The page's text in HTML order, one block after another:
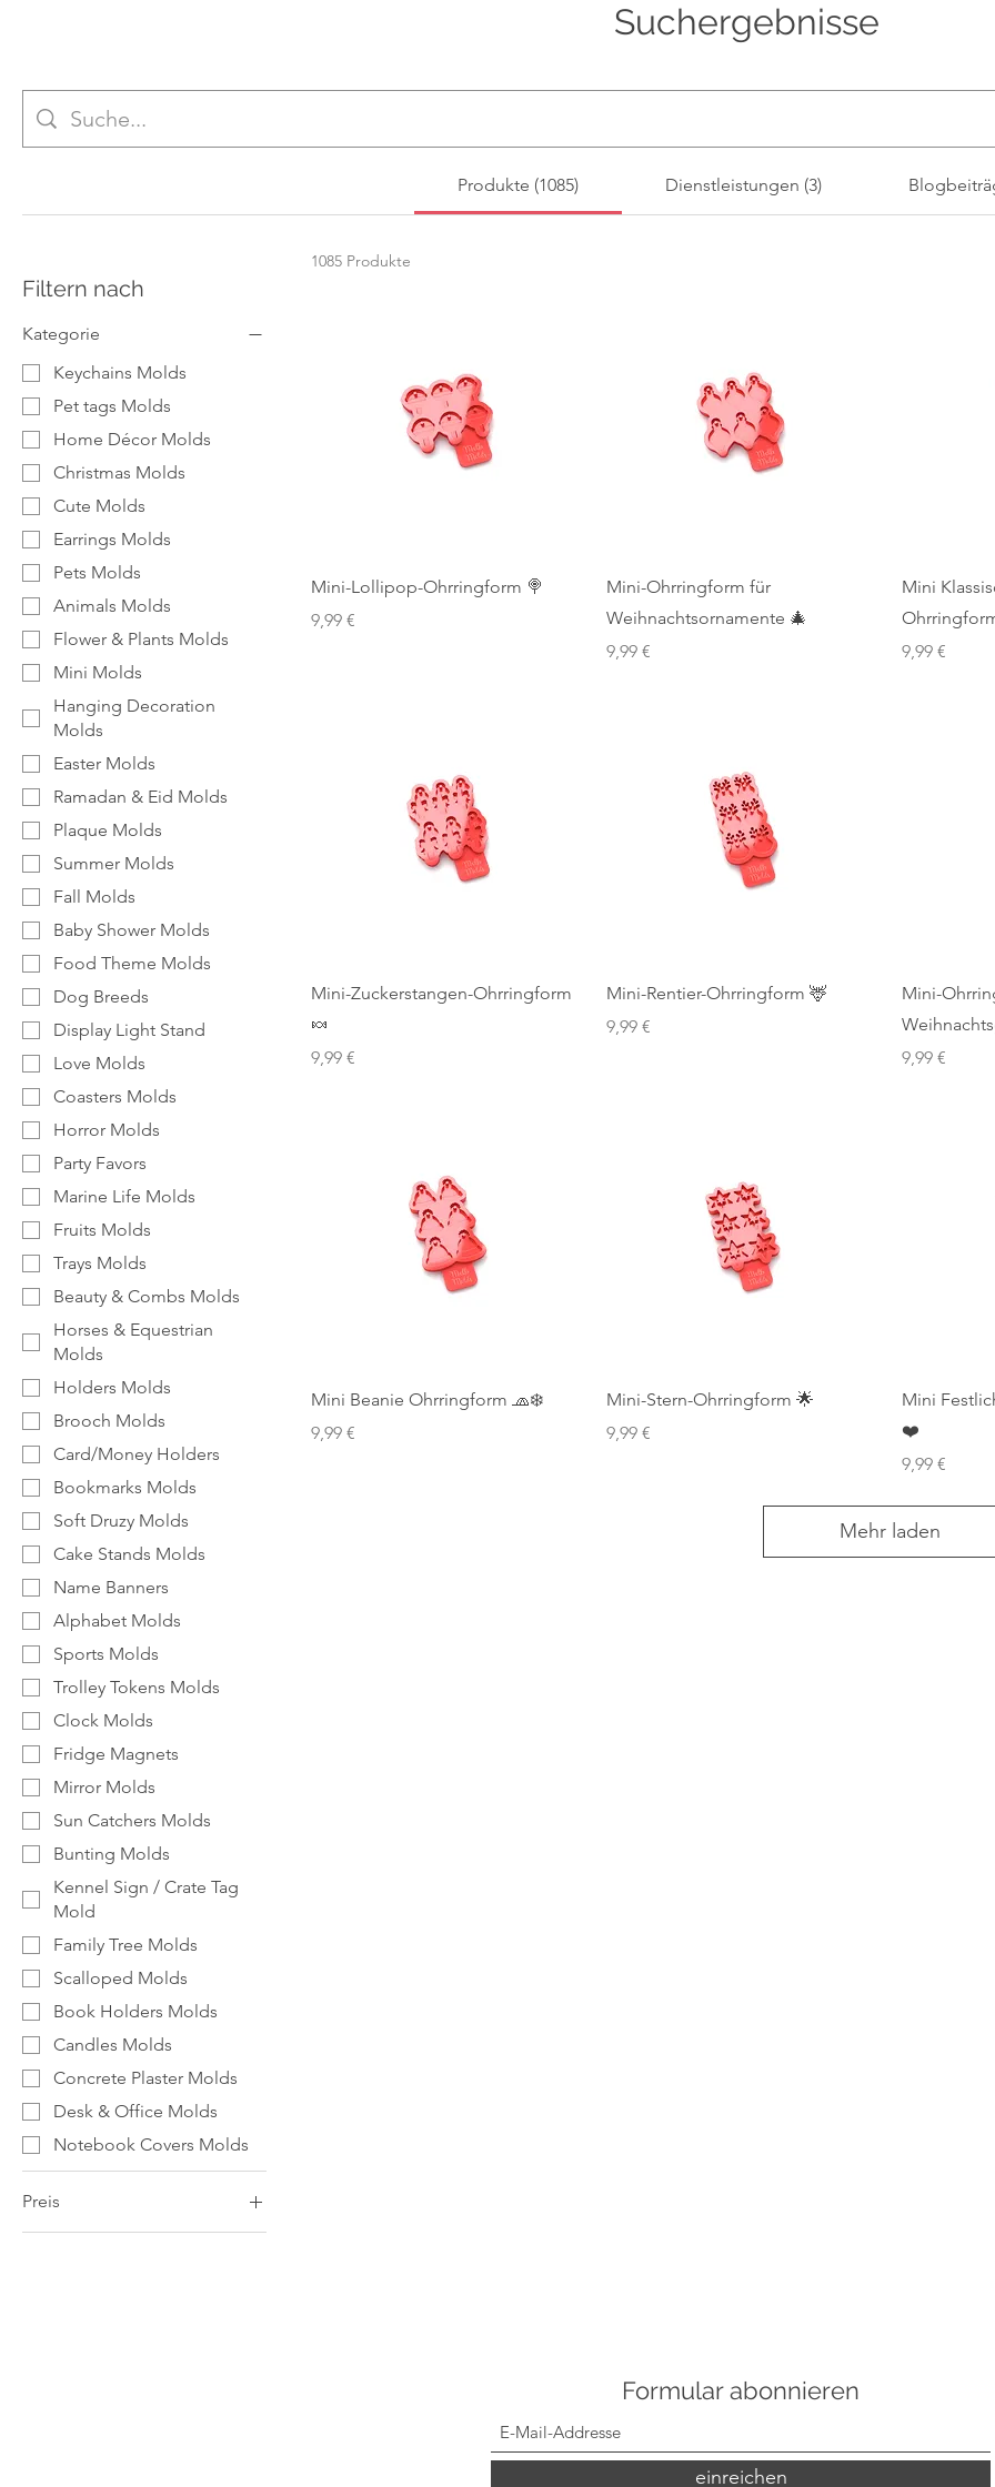
Suchergebnisse
Produkte (1085) Dienstleistungen (3)
Filtern nach
Kategorie
Keychains Molds
Pet tags Molds
Home Décor Molds
Christmas Molds
Cute Molds
Earrings Molds
Pets Molds
Animals Molds
Flower & Plants Molds
Mini Molds
Hanging Decoration
Molds
Easter Molds
Ramadan & Eid Molds
Plaque Molds
Summer Molds
Fall Molds
Baby Shower Molds
Food Theme Molds
Dog Breeds
Display Light Stand
Love Molds
Coasters Molds
Horror Molds
Party Favors
Marine Life Molds
Fruits Molds
Trays Molds
Beauty & Combs Molds
Horses & Equestrian
Molds
Holders Molds
Brooch Molds
Card/Money Holders
Bookmarks Molds
Soft Druzy Molds
Cake Stands Molds
Name Banners
Alphabet Molds
Sports Molds
Trolley Tokens Molds
Clock Molds
Fridge Magnets
Mirror Molds
Sun Catchers Molds
Bunting Molds
Kennel Sign / Crate Tag
Mold
Family Tree Molds
Scalloped Molds
Book Holders Molds
Candles Molds
Concrete Plaster Molds
Desk & Office Molds
Notebook Covers Molds
Preis
1085 Produkte
Mini-Lollipop-Ohrringform 🍭
Preis
9,99 €
Mini-Ohrringform für
Weihnachtsornamente 🎄
Preis
9,99 €
Mini
Preis
9,99 €
Mini-Zuckerstangen-Ohrringform
🍬
Preis
9,99 €
Mini-Rentier-Ohrringform 🦌
Preis
9,99 €
Mini-
Preis
9,99 €
Mini Beanie Ohrringform 🧢❄️
Preis
9,99 €
Mini-Stern-Ohrringform 🌟
Preis
9,99 €
Mini
❤️
Preis
9,99 €
Mehr laden
Formular abonnieren
einreichen